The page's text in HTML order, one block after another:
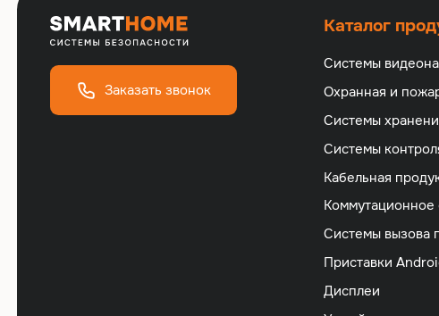
Заказать звонок
Каталог
Системы
Охранная и
Cистемы
Cистемы
Кабельная
Коммутационное
Cистемы вызова
Приставки
Дисплеи